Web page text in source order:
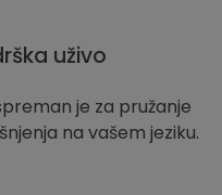
uživo
je za pružanje
na vašem jeziku.